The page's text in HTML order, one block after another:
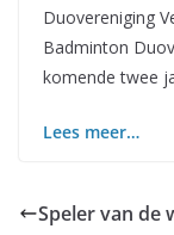
Duovereniging
Badminton
komende twee
Lees meer…
Speler van de